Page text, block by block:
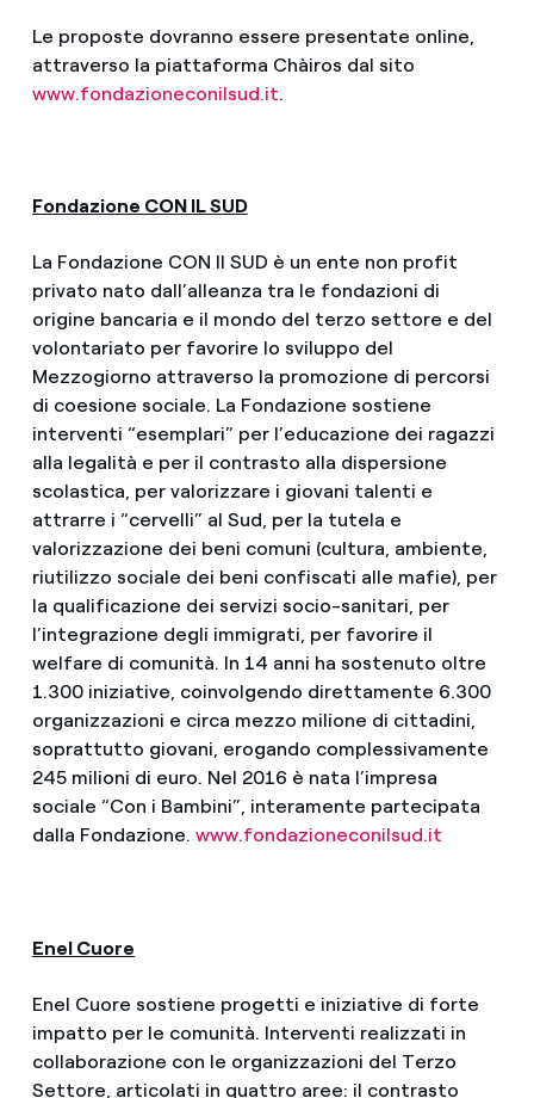
Le proposte dovranno essere presentate online,
attraverso la piattaforma Chàiros dal sito
www.fondazioneconilsud.it.
Fondazione CON IL SUD
La Fondazione CON Il SUD è un ente non profit
privato nato dall’alleanza tra le fondazioni di
origine bancaria e il mondo del terzo settore e del
volontariato per favorire lo sviluppo del
Mezzogiorno attraverso la promozione di percorsi
di coesione sociale. La Fondazione sostiene
interventi “esemplari” per l’educazione dei ragazzi
alla legalità e per il contrasto alla dispersione
scolastica, per valorizzare i giovani talenti e
attrarre i “cervelli” al Sud, per la tutela e
valorizzazione dei beni comuni (cultura, ambiente,
riutilizzo sociale dei beni confiscati alle mafie), per
la qualificazione dei servizi socio-sanitari, per
l’integrazione degli immigrati, per favorire il
welfare di comunità. In 14 anni ha sostenuto oltre
1.300 iniziative, coinvolgendo direttamente 6.300
organizzazioni e circa mezzo milione di cittadini,
soprattutto giovani, erogando complessivamente
245 milioni di euro. Nel 2016 è nata l’impresa
sociale “Con i Bambini”, interamente partecipata
dalla Fondazione. www.fondazioneconilsud.it
Enel Cuore
Enel Cuore sostiene progetti e iniziative di forte
impatto per le comunità. Interventi realizzati in
collaborazione con le organizzazioni del Terzo
Settore, articolati in quattro aree: il contrasto